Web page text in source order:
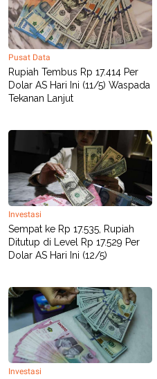
S
A
T
D
A
T
A
A
G
E
S
K
O
A
T
L
I
U
JARINGAN
K
O
N
N
C
D
E
M
Y
P
R
E
R
L
A
S
E
.
Pusat Data
Rupiah Tembus Rp 17.414 Per
Dolar AS Hari Ini (11/5) Waspada
Tekanan Lanjut
Investasi
Sempat ke Rp 17.535, Rupiah
Ditutup di Level Rp 17.529 Per
Dolar AS Hari Ini (12/5)
Investasi